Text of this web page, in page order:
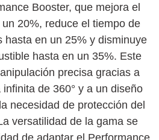
Booster, que mejora el
20%, reduce el tiempo de
hasta en un 25% y disminuye
hasta en un 35%. Este
precisa gracias a
de 360° y a un diseño
necesidad de protección del
versatilidad de la gama se
de adaptar el Performance